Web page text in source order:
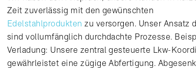
Zeit zuverlässig mit den gewünschten
Edelstahlprodukten zu versorgen. Unser Ansatz
sind vollumfänglich durchdachte Prozesse.
Verladung: Unsere zentral gesteuerte Lkw-
gewährleistet eine zügige Abfertigung.